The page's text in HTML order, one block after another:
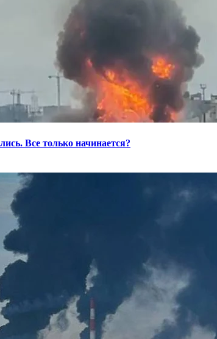
Все только начинается?